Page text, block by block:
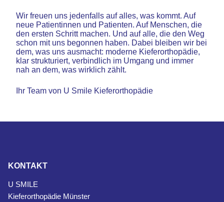
Wir freuen uns jedenfalls auf alles, was kommt. Auf
neue Patientinnen und Patienten. Auf Menschen, die
den ersten Schritt machen. Und auf alle, die den Weg
schon mit uns begonnen haben. Dabei bleiben wir bei
dem, was uns ausmacht: moderne Kieferorthopädie,
klar strukturiert, verbindlich im Umgang und immer
nah an dem, was wirklich zählt.
Ihr Team von U Smile Kieferorthopädie
KONTAKT
U SMILE
Kieferorthopädie Münster